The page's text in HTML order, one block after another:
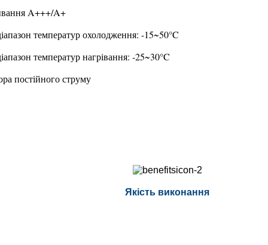
A+++/A+
температур охолодження: -15~50°C
температур нагрівання: -25~30°C
постійного струму
Якість виконання